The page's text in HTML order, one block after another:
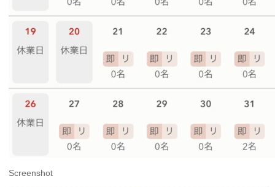
Screenshot